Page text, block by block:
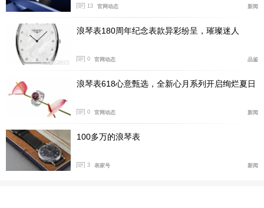
表壳直径：41毫米
机芯类型：自动机械
表壳材质：不锈钢
表款详情：http://www.xbiao.com/tudor/19095/
13 官网动态 新闻
浪琴表180周年纪念表款异彩纷呈，璀璨迷人
0 官网动态 品鉴
浪琴表618心意甄选，全新心月系列开启绚烂夏日
0 官网动态 新闻
100多万的浪琴表
3 表家号 新闻